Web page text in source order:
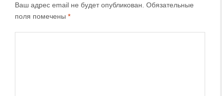
Ваш адрес email не будет опубликован. Обязательные
поля помечены *